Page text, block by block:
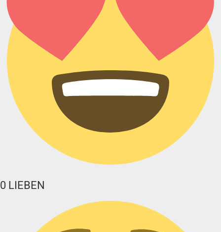
0 LIEBEN